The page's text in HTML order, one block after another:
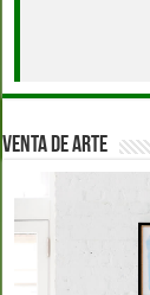
VENTA DE ARTE